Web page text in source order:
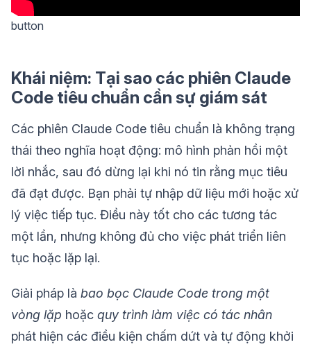
button
Khái niệm: Tại sao các phiên Claude
Code tiêu chuẩn cần sự giám sát
Các phiên Claude Code tiêu chuẩn là không trạng
thái theo nghĩa hoạt động: mô hình phản hồi một
lời nhắc, sau đó dừng lại khi nó tin rằng mục tiêu
đã đạt được. Bạn phải tự nhập dữ liệu mới hoặc xử
lý việc tiếp tục. Điều này tốt cho các tương tác
một lần, nhưng không đủ cho việc phát triển liên
tục hoặc lặp lại.
Giải pháp là bao bọc Claude Code trong một
vòng lặp hoặc quy trình làm việc có tác nhân
phát hiện các điều kiện chấm dứt và tự động khởi